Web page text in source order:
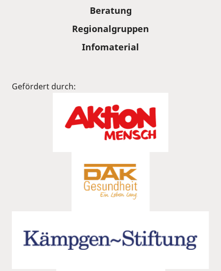
Beratung
Regionalgruppen
Infomaterial
Gefördert durch: